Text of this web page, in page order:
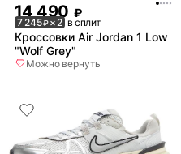
14 490 ₽
7 245₽× 2 в сплит
Кроссовки Air Jordan 1 Low
"Wolf Grey"
Можно вернуть